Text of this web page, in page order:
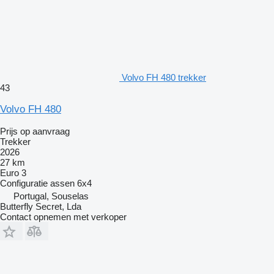
Volvo FH 480 trekker
43
Volvo FH 480
Prijs op aanvraag
Trekker
2026
27 km
Euro 3
Configuratie assen 6x4
Portugal, Souselas
Butterfly Secret, Lda
Contact opnemen met verkoper